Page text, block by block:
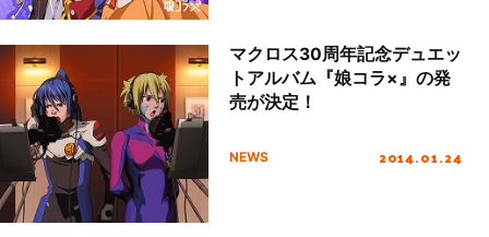
マクロス30周年記念デュエッ
トアルバム『娘コラ×』の発
売が決定！
NEWS 2014.01.24